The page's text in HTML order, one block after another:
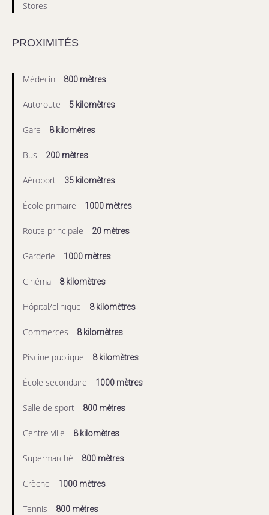
Stores
PROXIMITÉS
Médecin 800 mètres
Autoroute 5 kilomètres
Gare 8 kilomètres
Bus 200 mètres
Aéroport 35 kilomètres
École primaire 1000 mètres
Route principale 20 mètres
Garderie 1000 mètres
Cinéma 8 kilomètres
Hôpital/clinique 8 kilomètres
Commerces 8 kilomètres
Piscine publique 8 kilomètres
École secondaire 1000 mètres
Salle de sport 800 mètres
Centre ville 8 kilomètres
Supermarché 800 mètres
Crèche 1000 mètres
Tennis 800 mètres